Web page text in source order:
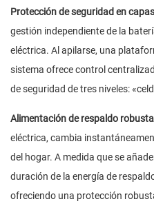
Protección de seguridad en capas
gestión independiente de la
eléctrica. Al apilarse, una
sistema ofrece control
de seguridad de tres niveles:
Alimentación de respaldo robusta
eléctrica, cambia
del hogar. A medida que se
duración de la energía de
ofreciendo una protección